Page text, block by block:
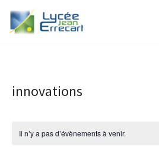
Aller
innovations
Il n’y a pas d’évènements à venir.